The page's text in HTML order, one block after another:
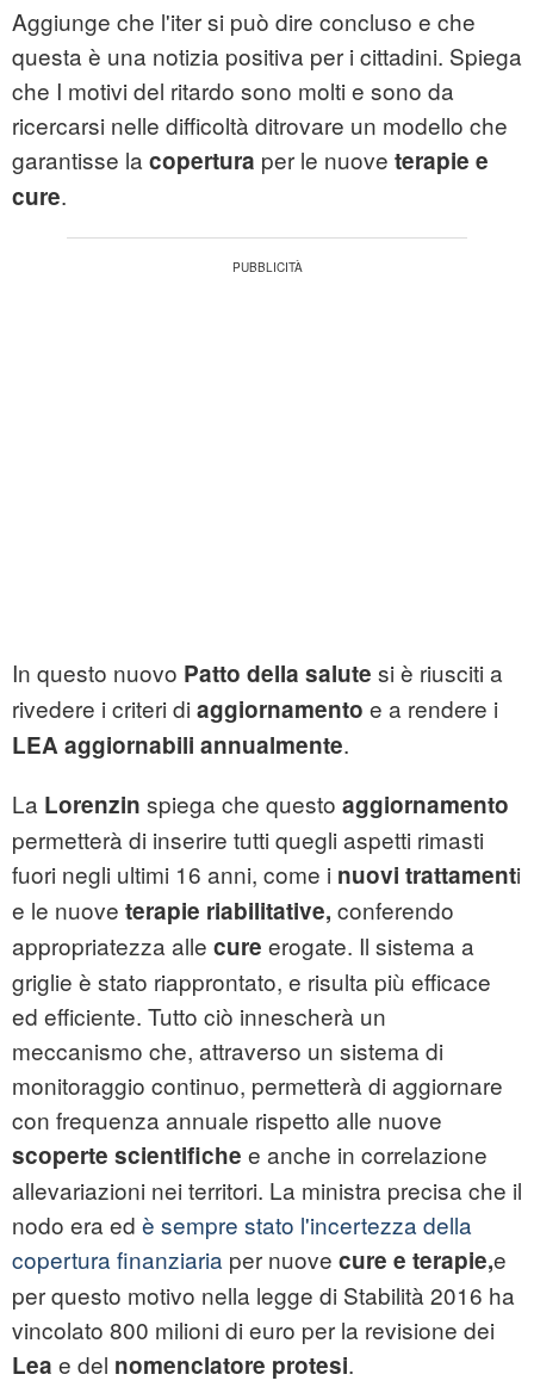
Aggiunge che l'iter si può dire concluso e che
questa è una notizia positiva per i cittadini. Spiega
che I motivi del ritardo sono molti e sono da
ricercarsi nelle difficoltà ditrovare un modello che
garantisse la copertura per le nuove terapie e
cure.
In questo nuovo Patto della salute si è riusciti a
rivedere i criteri di aggiornamento e a rendere i
LEA aggiornabili annualmente.
La Lorenzin spiega che questo aggiornamento
permetterà di inserire tutti quegli aspetti rimasti
fuori negli ultimi 16 anni, come i nuovi trattamenti
e le nuove terapie riabilitative, conferendo
appropriatezza alle cure erogate. Il sistema a
griglie è stato riapprontato, e risulta più efficace
ed efficiente. Tutto ciò innescherà un
meccanismo che, attraverso un sistema di
monitoraggio continuo, permetterà di aggiornare
con frequenza annuale rispetto alle nuove
scoperte scientifiche e anche in correlazione
allevariazioni nei territori. La ministra precisa che il
nodo era ed è sempre stato l'incertezza della
copertura finanziaria per nuove cure e terapie,e
per questo motivo nella legge di Stabilità 2016 ha
vincolato 800 milioni di euro per la revisione dei
Lea e del nomenclatore protesi.